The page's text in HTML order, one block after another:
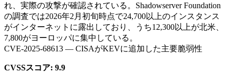
れ、実際の攻撃が確認されている。Shadowserver Foundation
の調査では2026年2月初旬時点で24,700以上のインスタンス
がインターネットに露出しており、うち12,300以上が北米、
7,800がヨーロッパに集中している。
CVE-2025-68613 — CISAがKEVに追加した主要脆弱性
CVSSスコア: 9.9